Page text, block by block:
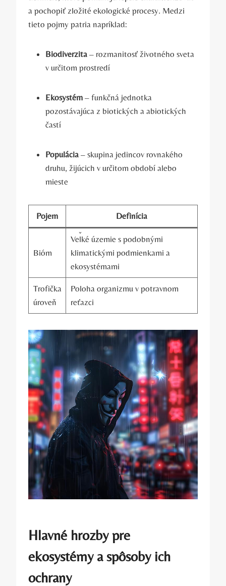
a⁣ pochopiť‌ zložité ekologické procesy. Medzi
tieto pojmy​ patria‌ napríklad:
Biodiverzita – rozmanitosť⁢ životného sveta
v určitom prostredí
Ekosystém – funkčná ​jednotka
pozostávajúca z biotických a abiotických
častí
Populácia – skupina jedincov rovnakého
druhu, žijúcich v určitom období alebo
mieste
Pojem Definícia
Bióm
Veľké územie ⁣s podobnými
klimatickými podmienkami a
ekosystémami
Trofička
úroveň
Poloha organizmu v ⁤potravnom
reťazci
Hlavné hrozby pre
ekosystémy a spôsoby ich
ochrany